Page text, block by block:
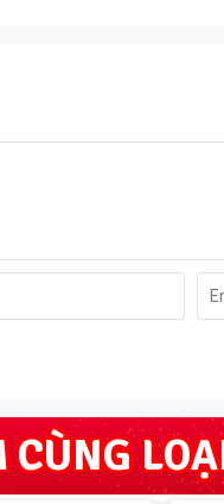
thủy tinh và nặng thép
tờ A4, phía trên cùng
CÙNG